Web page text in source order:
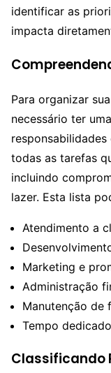
identificar as
impacta
Para organizar
necessário ter
responsabilidades
todas as tarefas
incluindo
lazer. Esta lista
Atendimento a
Marketing e
Administração
Manutenção de
Tempo
Classificando